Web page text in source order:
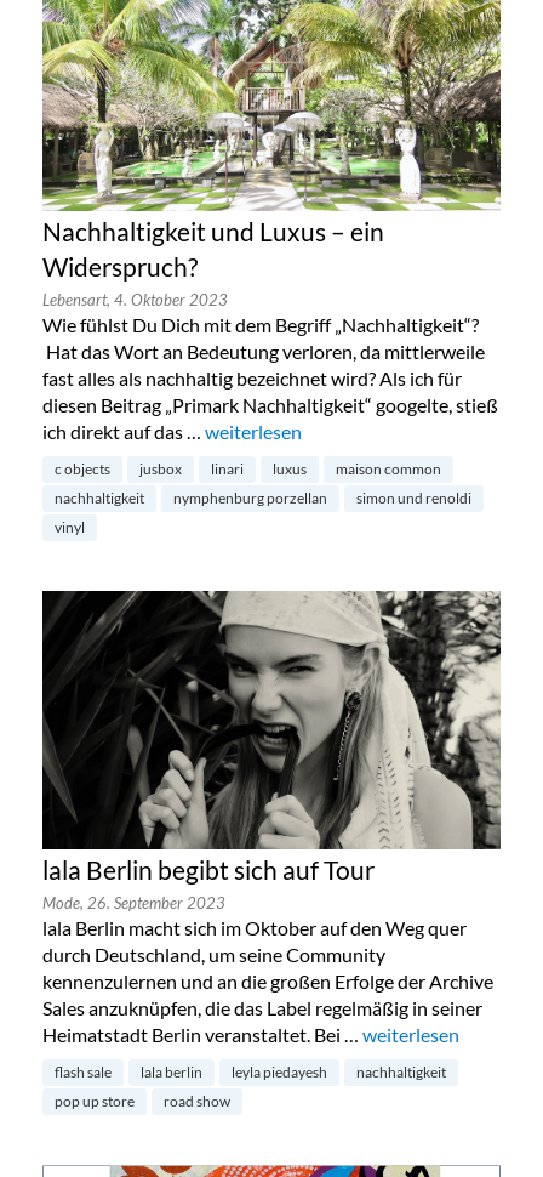
Nachhaltigkeit und Luxus – ein
Widerspruch?
Lebensart, 4. Oktober 2023
Wie fühlst Du Dich mit dem Begriff „Nachhaltigkeit“?
Hat das Wort an Bedeutung verloren, da mittlerweile
fast alles als nachhaltig bezeichnet wird? Als ich für
diesen Beitrag „Primark Nachhaltigkeit“ googelte, stieß
ich direkt auf das … „Nachhaltigkeit und Luxus – ein
weiterlesen
c objects jusbox linari luxus
maison common
nachhaltigkeit
nymphenburg porzellan
simon und renoldi
vinyl
lala Berlin begibt sich auf Tour
Mode, 26. September 2023
lala Berlin macht sich im Oktober auf den Weg quer
durch Deutschland, um seine Community
kennenzulernen und an die großen Erfolge der Archive
Sales anzuknüpfen, die das Label regelmäßig in seiner
Heimatstadt Berlin veranstaltet. Bei … „lala Berlin begibt
weiterlesen
flash sale lala berlin leyla piedayesh
nachhaltigkeit
pop up store
road show